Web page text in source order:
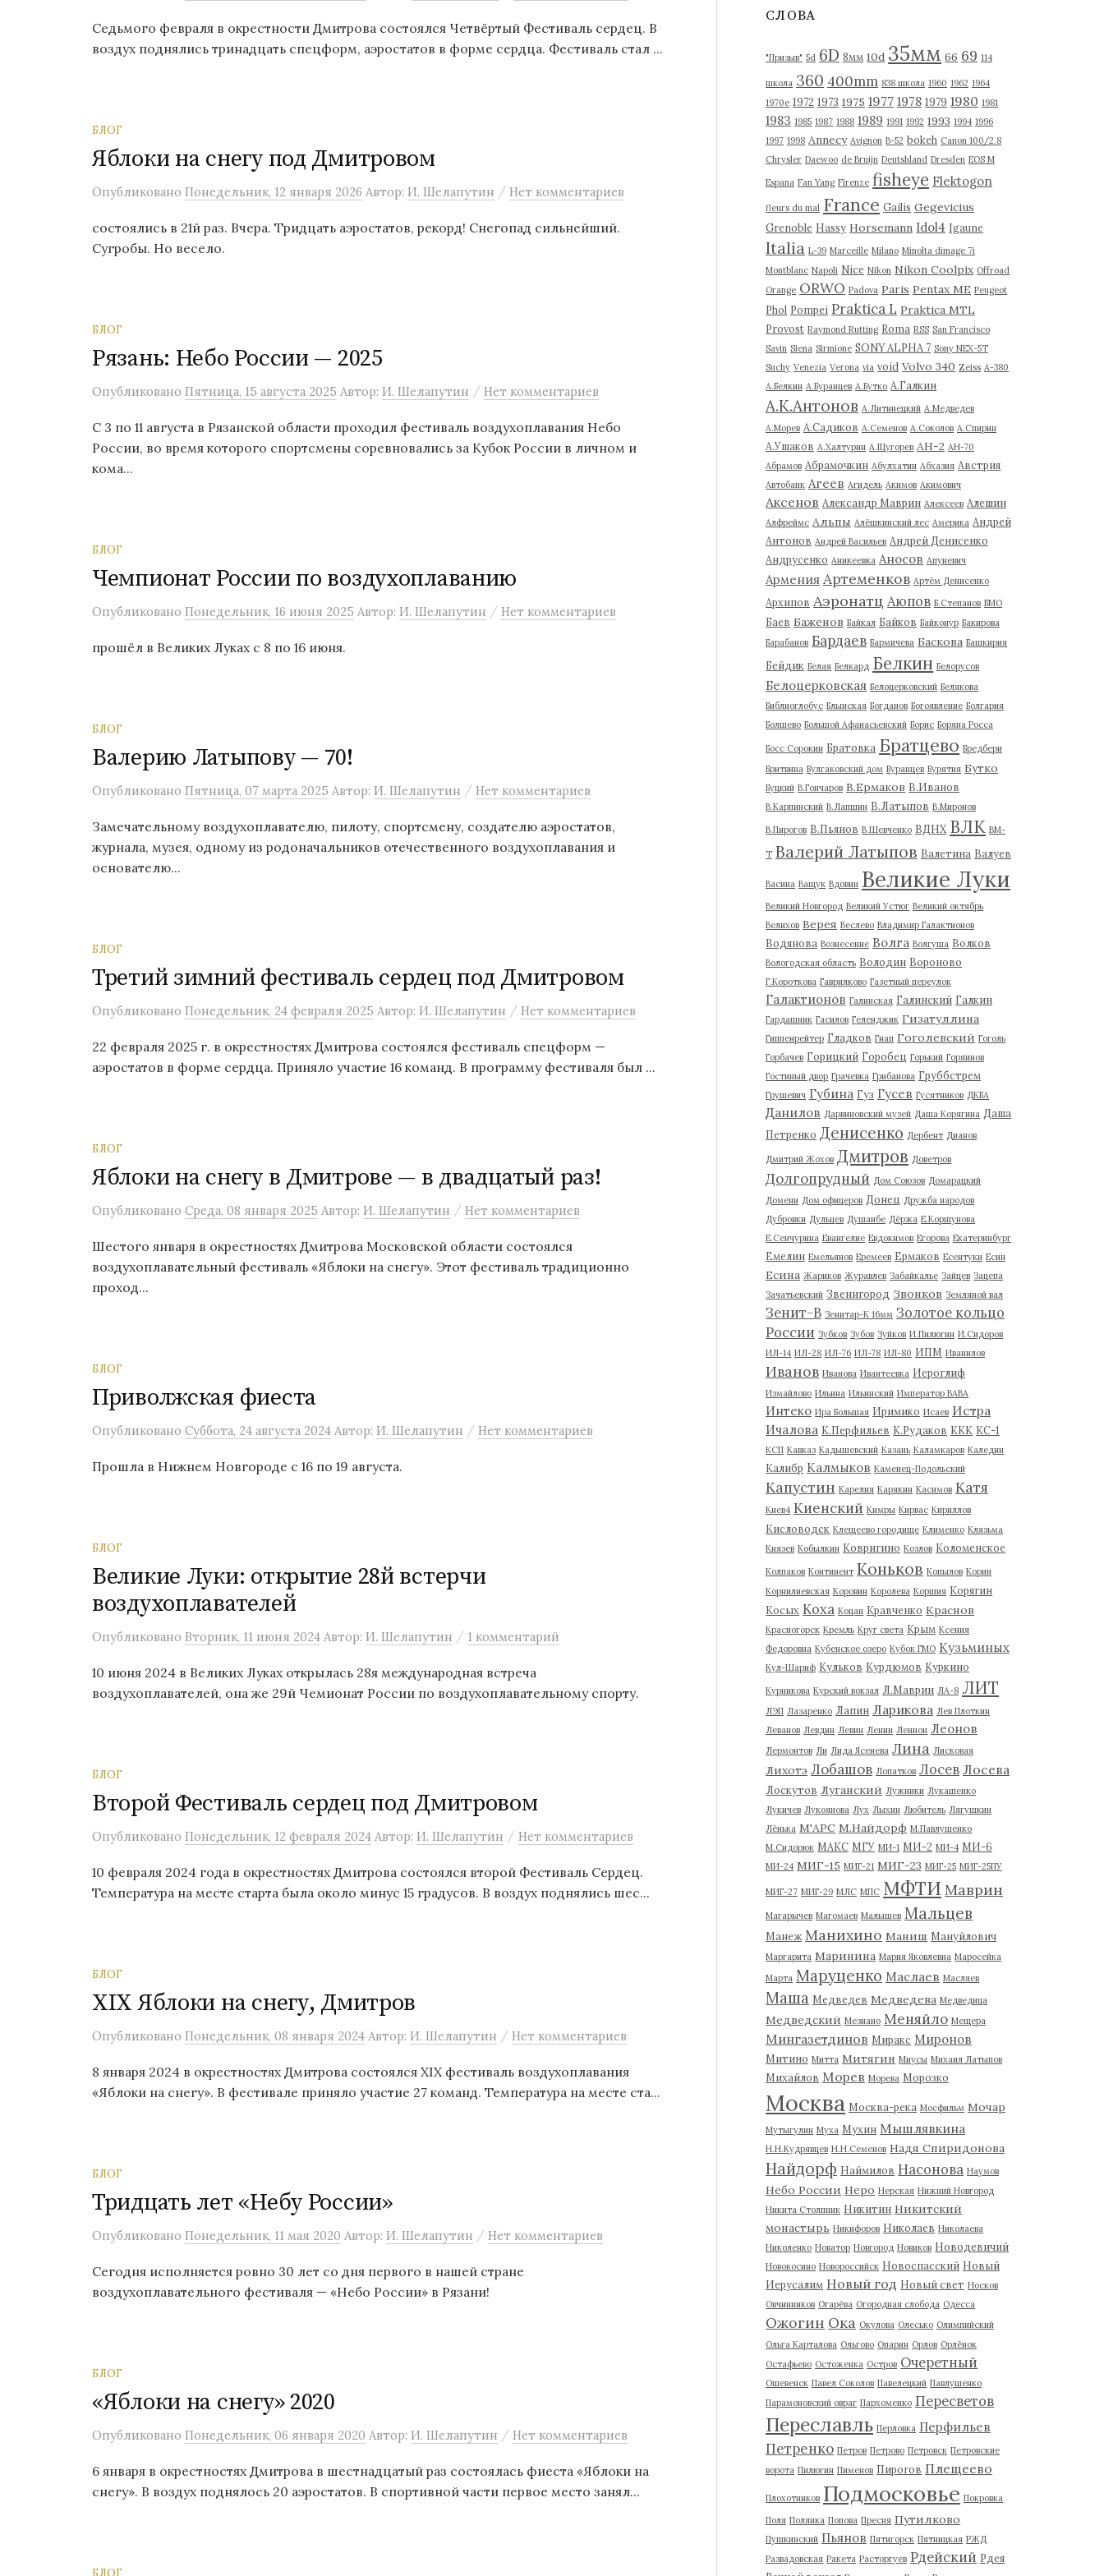
Седьмого февраля в окрестности Дмитрова состоялся Четвёртый Фестиваль сердец. В
воздух поднялись тринадцать спецформ, аэростатов в форме сердца. Фестиваль стал ...
БЛОГ
Яблоки на снегу под Дмитровом
Опубликовано Понедельник, 12 января 2026 Автор: И. Шелапутин / Нет комментариев
состоялись в 21й раз. Вчера. Тридцать аэростатов, рекорд! Снегопад сильнейший.
Сугробы. Но весело.
БЛОГ
Рязань: Небо России — 2025
Опубликовано Пятница, 15 августа 2025 Автор: И. Шелапутин / Нет комментариев
С 3 по 11 августа в Рязанской области проходил фестиваль воздухоплавания Небо
России, во время которого спортсмены соревновались за Кубок России в личном и
кома...
БЛОГ
Чемпионат России по воздухоплаванию
Опубликовано Понедельник, 16 июня 2025 Автор: И. Шелапутин / Нет комментариев
прошёл в Великих Луках с 8 по 16 июня.
БЛОГ
Валерию Латыпову — 70!
Опубликовано Пятница, 07 марта 2025 Автор: И. Шелапутин / Нет комментариев
Замечательному воздухоплавателю, пилоту, спортсмену, создателю аэростатов,
журнала, музея, одному из родоначальников отечественного воздухоплавания и
основателю...
БЛОГ
Третий зимний фестиваль сердец под Дмитровом
Опубликовано Понедельник, 24 февраля 2025 Автор: И. Шелапутин / Нет комментариев
22 февраля 2025 г. в окрестностях Дмитрова состоялся фестиваль спецформ —
аэростатов в форме сердца. Приняло участие 16 команд. В программу фестиваля был ...
БЛОГ
Яблоки на снегу в Дмитрове — в двадцатый раз!
Опубликовано Среда, 08 января 2025 Автор: И. Шелапутин / Нет комментариев
Шестого января в окрестностях Дмитрова Московской области состоялся
воздухоплавательный фестиваль «Яблоки на снегу». Этот фестиваль традиционно
проход...
БЛОГ
Приволжская фиеста
Опубликовано Суббота, 24 августа 2024 Автор: И. Шелапутин / Нет комментариев
Прошла в Нижнем Новгороде с 16 по 19 августа.
БЛОГ
Великие Луки: открытие 28й встерчи
воздухоплавателей
Опубликовано Вторник, 11 июня 2024 Автор: И. Шелапутин / 1 комментарий
10 июня 2024 в Великих Луках открылась 28я международная встреча
воздухоплавателей, она же 29й Чемионат России по воздухоплавательному спорту.
БЛОГ
Второй Фестиваль сердец под Дмитровом
Опубликовано Понедельник, 12 февраля 2024 Автор: И. Шелапутин / Нет комментариев
10 февраля 2024 года в окрестностях Дмитрова состоялся второй Фестиваль Сердец.
Температура на месте старта была около минус 15 градусов. В воздух поднялись шес...
БЛОГ
XIX Яблоки на снегу, Дмитров
Опубликовано Понедельник, 08 января 2024 Автор: И. Шелапутин / Нет комментариев
8 января 2024 в окрестностях Дмитрова состоялся XIX фестиваль воздухоплавания
«Яблоки на снегу». В фестивале приняло участие 27 команд. Температура на месте ста...
БЛОГ
Тридцать лет «Небу России»
Опубликовано Понедельник, 11 мая 2020 Автор: И. Шелапутин / Нет комментариев
Сегодня исполняется ровно 30 лет со дня первого в нашей стране
воздухоплавательного фестиваля — «Небо России» в Рязани!
БЛОГ
«Яблоки на снегу» 2020
Опубликовано Понедельник, 06 января 2020 Автор: И. Шелапутин / Нет комментариев
6 января в окрестностях Дмитрова в шестнадцатый раз состоялась фиеста «Яблоки на
снегу». В воздух поднялось 20 аэростатов. В спортивной части первое место занял...
БЛОГ
в
СЛОВА
"Призыв" 5d 6D 8мм 10d 35мм 66 69 114
школа 360 400mm 838 школа 1960 1962 1964
1970е 1972 1973 1975 1977 1978 1979 1980 1981
1983 1985 1987 1988 1989 1991 1992 1993 1994 1996
1997 1998 Annecy Avignon B-52 bokeh Canon 100/2.8
Chrysler Daewoo de Bruijn Deutshland Dresden EOS M
Espana Fan Yang Firenze fisheye Flektogon
fleurs du mal France Gailis Gegevicius
Grenoble Hassy Horsemann Idol4 Igaune
Italia L-39 Marceille Milano Minolta dimage 7i
Montblanc Napoli Nice Nikon Nikon Coolpix Offroad
Orange ORWO Padova Paris Pentax ME Peugeot
Phol Pompei Praktica L Praktica MTL
Provost Raymond Rutting Roma RSS San Francisco
Savin Siena Sirmione SONY ALPHA 7 Sony NEX-5T
Suchy Venezia Verona via void Volvo 340 Zeiss А-380
А.Белкин А.Буранцев А.Бутко А.Галкин
А.К.Антонов А.Литинецкий А.Медведев
А.Морев А.Садиков А.Семенов А.Соколов А.Спирин
А.Ушаков А.Халтурин А.Щугорев АН-2 АН-70
Абрамов Абрамочкин Абулхатин Абхазия Австрия
Автобанк Агеев Агидель Акимов Акимович
Аксенов Александр Маврин Алексеев Алешин
Алфреймс Альпы Алёшкинский лес Америка Андрей
Антонов Андрей Васильев Андрей Денисенко
Андрусенко Аникеевка Аносов Апуневич
Армения Артеменков Артём Денисенко
Архипов Аэронатц Аюпов Б.Степанов БМО
Баев Баженов Байкал Байков Байконур Бакирова
Барабанов Бардаев Бармичева Баскова Башкирия
Бейдик Белая Белкард Белкин Белорусов
Белоцерковская Белоцерковский Белякова
Библиоглобус Блынская Богданов Богоявление Болгария
Болшево Большой Афанасьевский Борис Боряна Росса
Босс Сорокин Братовка Братцево Бредбери
Бритвина Булгаковский дом Буранцев Бурятия Бутко
Буцкий В.Гончаров В.Ермаков В.Иванов
В.Карпинский В.Лапшин В.Латыпов В.Миронов
В.Пирогов В.Пьянов В.Шевченко ВДНХ ВЛК ВМ-
Т Валерий Латыпов Валетина Валуев
Васина Ващук Вдовин Великие Луки
Великий Новгород Великий Устюг Великий октябрь
Велихов Верея Веслево Владимир Галактионов
Водянова Вознесение Волга Волгуша Волков
Вологодская область Володин Вороново
Г.Короткова Гаврилково Газетный переулок
Галактионов Галинская Галинский Галкин
Гардашник Гасилов Геленджик Гизатуллина
Гиппенрейтер Гладков Гнап Гоголевский Гоголь
Горбачев Горицкий Горобец Горький Горяинов
Гостиный двор Грачевка Грибанова Груббстрем
Грушевич Губина Гуз Гусев Гусятников ДКБА
Данилов Дарвиновский музей Даша Корягина Даша
Петренко Денисенко Дербент Дианов
Дмитрий Жохов Дмитров Доветров
Долгопрудный Дом Союзов Домарацкий
Домени Дом офицеров Донец Дружба народов
Дубровки Дульцев Душанбе Дёржа Е.Коршунова
Е.Сенчурина Евангелие Евдокимов Егорова Екатеринбург
Емелин Емельянов Еремеев Ермаков Есентуки Есин
Есина Жариков Журавлев Забайкалье Зайцев Зацепа
Зачатьевский Звенигород Звонков Земляной вал
Зенит-В Зенитар-К 16мм Золотое кольцо
России Зубков Зубов Зуйков И.Пилюгин И.Сидоров
ИЛ-14 ИЛ-28 ИЛ-76 ИЛ-78 ИЛ-80 ИПМ Иванилов
Иванов Иванова Ивантеевка Иероглиф
Измайлово Ильина Ильинский Император ВАВА
Интеко Ира Большая Иримико Исаев Истра
Ичалова К.Перфильев К.Рудаков ККК КС-1
КСП Кавказ Кадышевский Казань Каламкаров Каледин
Калибр Калмыков Каменец-Подольский
Капустин Карелия Карякин Касимов Катя
Киев4 Киенский Кимры Кирвас Кириллов
Кисловодск Клещеево городище Клименко Клязьма
Князев Кобылкин Ковригино Козлов Коломенское
Колпаков Континент Коньков Копылов Корин
Корнилиевская Коровин Королева Коршия Корягин
Косых Коха Коцан Кравченко Краснов
Красногорск Кремль Круг света Крым Ксения
Федоровна Кубенское озеро Кубок ГМО Кузьминых
Кул-Шариф Кульков Курдюмов Куркино
Курникова Курский вокзал Л.Маврин ЛА-8 ЛИТ
ЛЭП Лазаренко Лапин Ларикова Лев Плоткин
Леванов Левдин Левин Ленин Леннон Леонов
Лермонтов Ли Лида Ясенева Лина Лисковая
Лихотэ Лобашов Лопатков Лосев Лосева
Лоскутов Луганский Лужники Лукашенко
Лукичев Лукоянова Лух Лыхин Любитель Лягушкин
Лёнька М'АРС М.Найдорф М.Павлушенко
М.Сидорюк МАКС МГУ МИ-1 МИ-2 МИ-4 МИ-6
МИ-24 МИГ-15 МИГ-21 МИГ-23 МИГ-25 МИГ-25ПУ
МИГ-27 МИГ-29 МЛС МПС МФТИ Маврин
Магарычев Магомаев Малышев Мальцев
Манеж Манихино Маниш Мануйлович
Маргарита Маринина Мария Яковлевна Маросейка
Марта Маруценко Маслаев Масляев
Маша Медведев Медведева Медведица
Медведский Мезиано Меняйло Мещера
Мингазетдинов Миракс Миронов
Митино Митта Митягин Миусы Михаил Латыпов
Михайлов Морев Морева Морозко
Москва Москва-река Мосфильм Мочар
Мутыгулин Муха Мухин Мышлявкина
Н.Н.Кудрявцев Н.Н.Семенов Надя Спиридонова
Найдорф Наймилов Насонова Наумов
Небо России Неро Нерская Нижний Новгород
Никита Столпник Никитин Никитский
монастырь Никифоров Николаев Николаева
Николенко Новатор Новгород Новиков Новодевичий
Новокосино Новороссийск Новоспасский Новый
Иерусалим Новый год Новый свет Носков
Овчинников Огарёва Огородная слобода Одесса
Ожогин Ока Окулова Олесько Олимпийский
Ольга Карталова Ольгово Опарин Орлов Орлёнок
Остафьево Остоженка Остров Очеретный
Ошевенск Павел Соколов Павелецкий Павлушенко
Парамоновский овраг Пархоменко Пересветов
Переславль Перловка Перфильев
Петренко Петров Петрово Петровск Петровские
ворота Пилюгин Пименов Пирогов Плещеево
Плохотников Подмосковье Покровка
Поля Полянка Попова Пресня Путилково
Пушкинский Пьянов Пятигорск Пятницкая РЖД
Развадовская Ракета Расторгуев Рдейский Рдея